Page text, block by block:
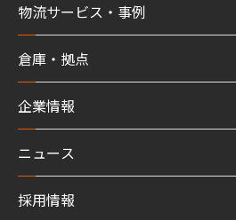
物流サービス・事例
倉庫・拠点
企業情報
ニュース
採用情報